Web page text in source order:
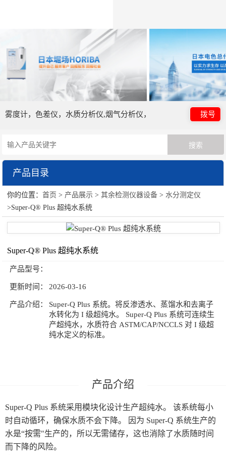
雾度计，色差仪，水质分析仪,烟气分析仪， 拨号
产品目录
其余检测仪器设备
Yakos65生物安全柜
Fischer镀层测厚仪
英国艾德姆衡器
水分测定仪
福禄克Fluke元素分析仪
TIME时代检测仪器
你的位置：首页 > 产品展示 >其余检测仪器设备 >水分测定仪
>Super-Q® Plus 超纯水系统
Super-Q® Plus 超纯水系统
产品型号：
更新时间： 2026-03-16
产品介绍：
Super-Q Plus 系统。将反渗透水、蒸馏水和去离子
水转化为 I 级超纯水。 Super-Q Plus 系统可连续生
产超纯水，水质符合 ASTM/CAP/NCCLS 对 I 级超
纯水定义的标准。
产品介绍
Super-Q Plus 系统采用模块化设计生产超纯水。 该系统每小
时自动循环，确保水质不会下降。 因为 Super-Q 系统生产的
水是“按需"生产的，所以无需储存，这也消除了水质随时间
而下降的风险。